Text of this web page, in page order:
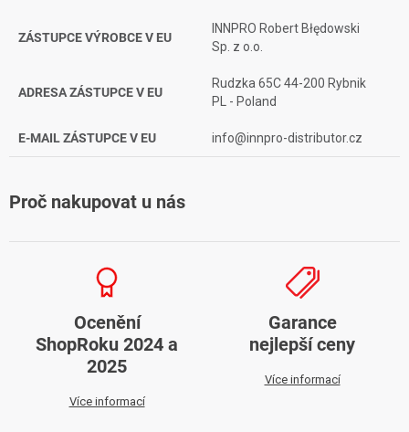
ZÁSTUPCE VÝROBCE V EU
INNPRO Robert Błędowski
Sp. z o.o.
ADRESA ZÁSTUPCE V EU
Rudzka 65C 44-200 Rybnik
PL - Poland
E-MAIL ZÁSTUPCE V EU info@innpro-distributor.cz
Proč nakupovat u nás
Ocenění
ShopRoku 2024 a
2025
Více informací
Garance
nejlepší ceny
Více informací